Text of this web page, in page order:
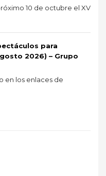
10 de octubre el XV
para
2026) – Grupo
en los enlaces de